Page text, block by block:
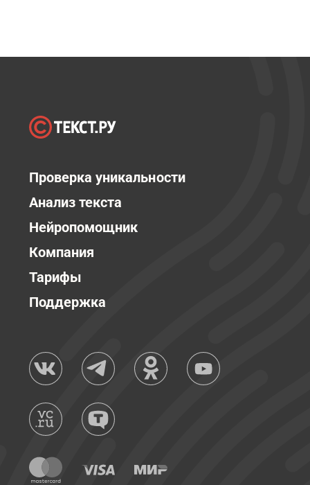
Проверка уникальности
Анализ текста
Нейропомощник
Компания
Тарифы
Поддержка